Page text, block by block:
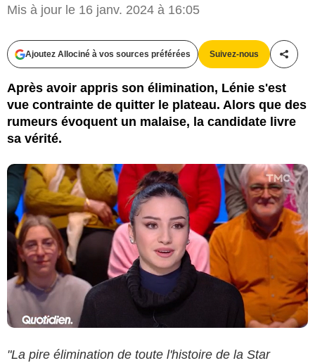
Mis à jour le 16 janv. 2024 à 16:05
Ajoutez Allociné à vos sources préférées Suivez-nous
Après avoir appris son élimination, Lénie s'est
vue contrainte de quitter le plateau. Alors que des
rumeurs évoquent un malaise, la candidate livre
sa vérité.
Capture d'écran TF1
"La pire élimination de toute l'histoire de la Star